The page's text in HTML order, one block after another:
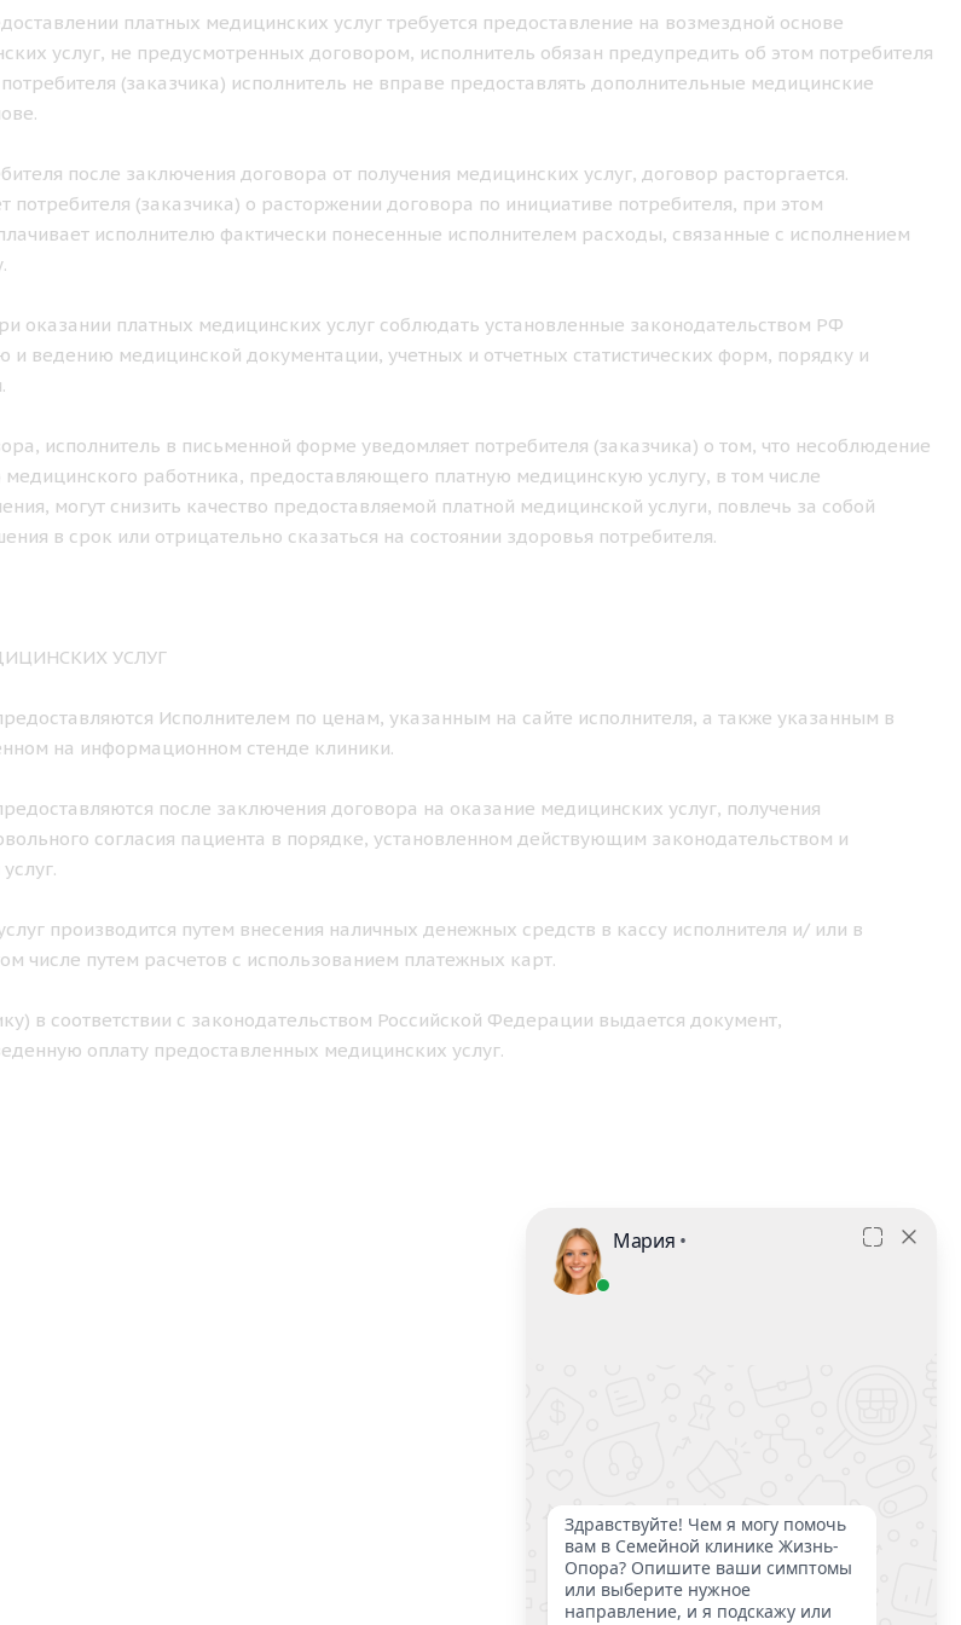
платных медицинских услуг требуется предоставление на возмездной основе
услуг, не предусмотренных договором, исполнитель обязан предупредить об этом потребителя
потребителя (заказчика) исполнитель не вправе предоставлять дополнительные медицинские
после заключения договора от получения медицинских услуг, договор расторгается.
потребителя (заказчика) о расторжении договора по инициативе потребителя, при этом
исполнителю фактически понесенные исполнителем расходы, связанные с исполнением
оказании платных медицинских услуг соблюдать установленные законодательством РФ
ведению медицинской документации, учетных и отчетных статистических форм, порядку и
исполнитель в письменной форме уведомляет потребителя (заказчика) о том, что несоблюдение
работника, предоставляющего платную медицинскую услугу, в том числе
могут снизить качество предоставляемой платной медицинской услуги, повлечь за собой
в срок или отрицательно сказаться на состоянии здоровья потребителя.
УСЛУГ
Исполнителем по ценам, указанным на сайте исполнителя, а также указанным в
на информационном стенде клиники.
после заключения договора на оказание медицинских услуг, получения
согласия пациента в порядке, установленном действующим законодательством и
производится путем внесения наличных денежных средств в кассу исполнителя и/ или в
числе путем расчетов с использованием платежных карт.
в соответствии с законодательством Российской Федерации выдается документ,
оплату предоставленных медицинских услуг.